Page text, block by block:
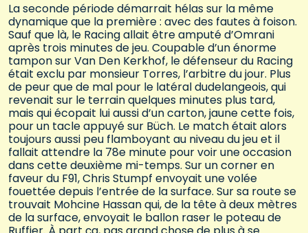
La seconde période démarrait hélas sur la même
dynamique que la première : avec des fautes à foison.
Sauf que là, le Racing allait être amputé d’Omrani
après trois minutes de jeu. Coupable d’un énorme
tampon sur Van Den Kerkhof, le défenseur du Racing
était exclu par monsieur Torres, l’arbitre du jour. Plus
de peur que de mal pour le latéral dudelangeois, qui
revenait sur le terrain quelques minutes plus tard,
mais qui écopait lui aussi d’un carton, jaune cette fois,
pour un tacle appuyé sur Büch. Le match était alors
toujours aussi peu flamboyant au niveau du jeu et il
fallait attendre la 78e minute pour voir une occasion
dans cette deuxième mi-temps. Sur un corner en
faveur du F91, Chris Stumpf envoyait une volée
fouettée depuis l’entrée de la surface. Sur sa route se
trouvait Mohcine Hassan qui, de la tête à deux mètres
de la surface, envoyait le ballon raser le poteau de